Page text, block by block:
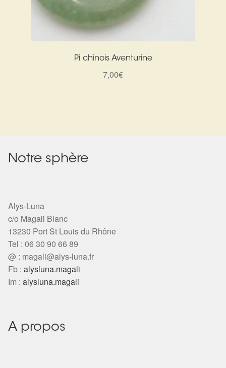
Pi chinois Aventurine
7,00€
Notre sphère
Alys-Luna
c/o Magali Blanc
13230 Port St Louis du Rhône
Tel : 06 30 90 66 89
@ : magali@alys-luna.fr
Fb : alysluna.magali
Im : alysluna.magali
A propos